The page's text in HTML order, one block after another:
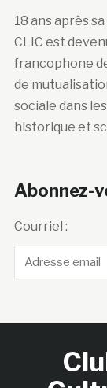
18 ans après
CLIC est
francophone
de
sociale dans
historique et
Abonnez-
Courriel :